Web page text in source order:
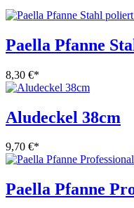
Paella Pfanne
8,30 €*
Aludeckel 38cm
9,70 €*
Paella Pfanne